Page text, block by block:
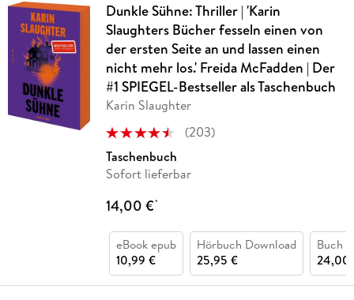
Dunkle Sühne: Thriller | 'Karin
Slaughters Bücher fesseln einen von
der ersten Seite an und lassen einen
nicht mehr los.' Freida McFadden | Der
#1 SPIEGEL-Bestseller als Taschenbuch
Karin Slaughter
(203)
Taschenbuch
Sofort lieferbar
14,00 €*
eBook epub
10,99 €
Hörbuch Download
25,95 €
Buch
24,00